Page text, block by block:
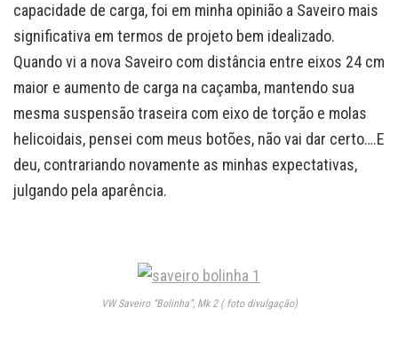
capacidade de carga, foi em minha opinião a Saveiro mais
significativa em termos de projeto bem idealizado.
Quando vi a nova Saveiro com distância entre eixos 24 cm
maior e aumento de carga na caçamba, mantendo sua
mesma suspensão traseira com eixo de torção e molas
helicoidais, pensei com meus botões, não vai dar certo….E
deu, contrariando novamente as minhas expectativas,
julgando pela aparência.
VW Saveiro “Bolinha”, Mk 2 ( foto divulgação)